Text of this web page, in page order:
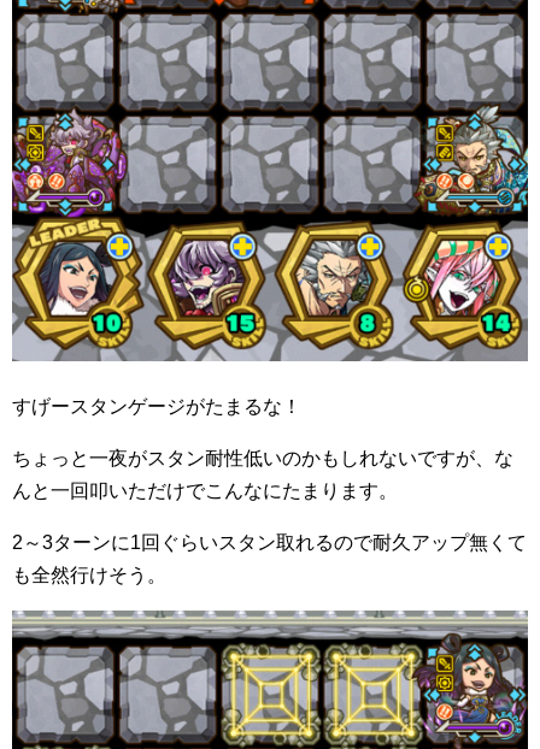
すげースタンゲージがたまるな！
ちょっと一夜がスタン耐性低いのかもしれないですが、な
んと一回叩いただけでこんなにたまります。
2～3ターンに1回ぐらいスタン取れるので耐久アップ無くて
も全然行けそう。